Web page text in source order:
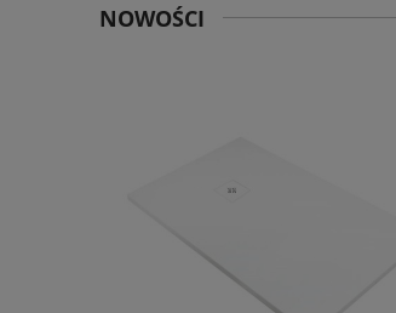
NOWOŚCI